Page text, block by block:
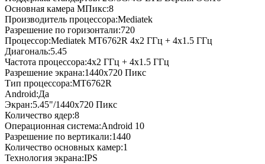
Основная камера МПикс:8
Производитель процессора:Mediatek
Разрешение по горизонтали:720
Процессор:Mediatek MT6762R 4x2 ГГц + 4x1.5 ГГц
Диагональ:5.45
Частота процессора:4x2 ГГц + 4x1.5 ГГц
Разрешение экрана:1440x720 Пикс
Тип процессора:MT6762R
Android:Да
Экран:5.45"/1440x720 Пикс
Количество ядер:8
Операционная система:Android 10
Разрешение по вертикали:1440
Количество основных камер:1
Технология экрана:IPS